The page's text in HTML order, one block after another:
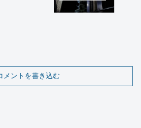
メントを書き込む